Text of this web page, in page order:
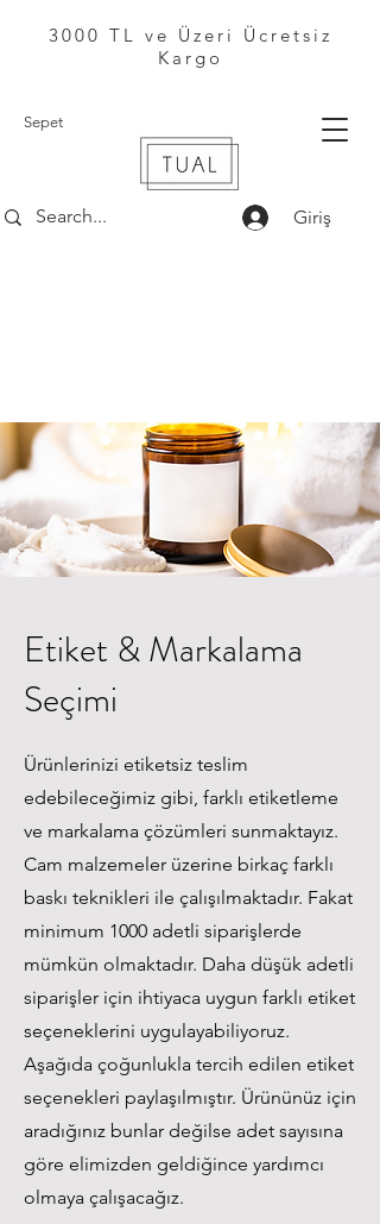
Sepet
Giriş
3000 TL ve Üzeri Ücretsiz
Kargo
Etiket & Markalama
Seçimi
Ürünlerinizi etiketsiz teslim
edebileceğimiz gibi, farklı etiketleme
ve markalama çözümleri sunmaktayız.
Cam malzemeler üzerine birkaç farklı
baskı teknikleri ile çalışılmaktadır. Fakat
minimum 1000 adetli siparişlerde
mümkün olmaktadır. Daha düşük adetli
siparişler için ihtiyaca uygun farklı etiket
seçeneklerini uygulayabiliyoruz.
Aşağıda çoğunlukla tercih edilen etiket
seçenekleri paylaşılmıştır. Ürününüz için
aradığınız bunlar değilse adet sayısına
göre elimizden geldiğince yardımcı
olmaya çalışacağız.